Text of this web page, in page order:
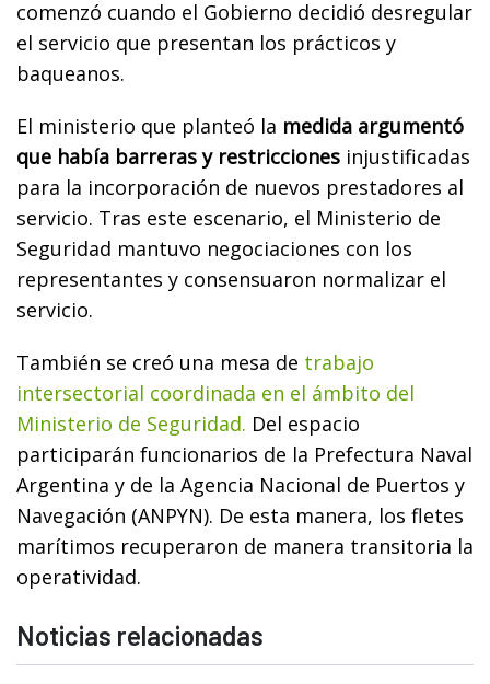
comenzó cuando el Gobierno decidió desregular
el servicio que presentan los prácticos y
baqueanos.
El ministerio que planteó la medida argumentó
que había barreras y restricciones injustificadas
para la incorporación de nuevos prestadores al
servicio. Tras este escenario, el Ministerio de
Seguridad mantuvo negociaciones con los
representantes y consensuaron normalizar el
servicio.
También se creó una mesa de trabajo
intersectorial coordinada en el ámbito del
Ministerio de Seguridad. Del espacio
participarán funcionarios de la Prefectura Naval
Argentina y de la Agencia Nacional de Puertos y
Navegación (ANPYN). De esta manera, los fletes
marítimos recuperaron de manera transitoria la
operatividad.
Noticias relacionadas